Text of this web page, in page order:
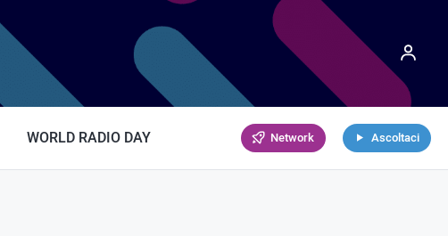
WORLD RADIO DAY Network Ascoltaci